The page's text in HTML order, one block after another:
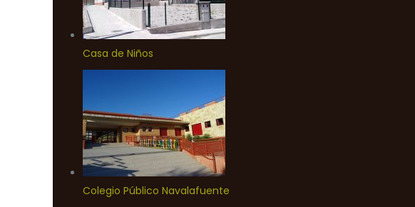
Casa de Niños
Colegio Público Navalafuente